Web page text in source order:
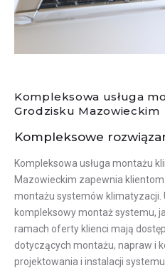
Kompleksowa usługa
Grodzisku Mazowieckim
Kompleksowe
Kompleksowa usługa montażu
Mazowieckim zapewnia klientom
montażu systemów klimatyzacji.
kompleksowy montaż systemu,
ramach oferty klienci mają
dotyczących montażu, napraw i
projektowania i instalacji